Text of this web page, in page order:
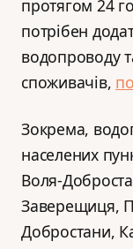
протягом 24
потрібен
водопроводу
споживачів,
Зокрема,
населених
Воля-
Заверещиця,
Добростани,